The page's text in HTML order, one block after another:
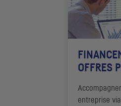
OFFRES
entreprise